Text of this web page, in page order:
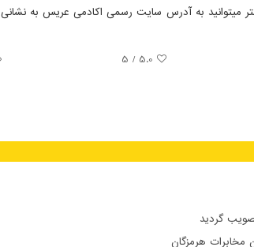
میتوانید به آدرس سایت رسمی اکادمی عریس به نشانی
5.0
/ 5
گردید
مخابرات هرمزگان